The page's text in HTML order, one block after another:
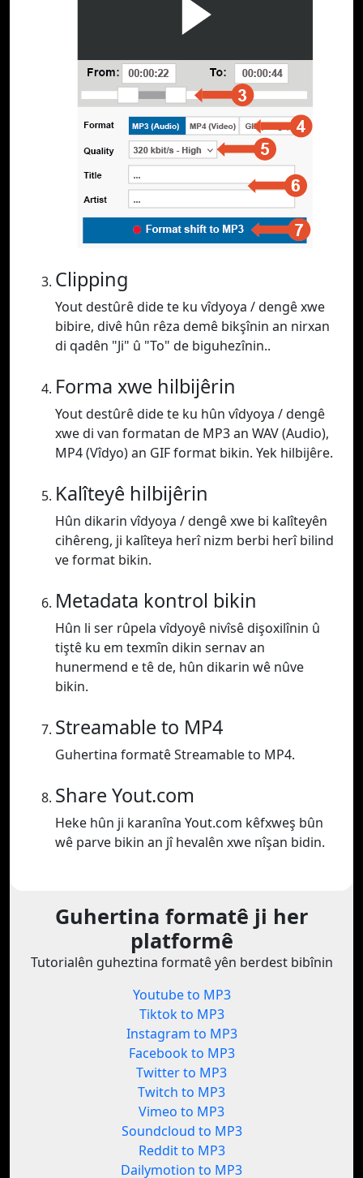
Clipping
Yout destûrê dide te ku vîdyoya / dengê xwe
bibire, divê hûn rêza demê bikşînin an nirxan
di qadên "Ji" û "To" de biguhezînin..
Forma xwe hilbijêrin
Yout destûrê dide te ku hûn vîdyoya / dengê
xwe di van formatan de MP3 an WAV (Audio),
MP4 (Vîdyo) an GIF format bikin. Yek hilbijêre.
Kalîteyê hilbijêrin
Hûn dikarin vîdyoya / dengê xwe bi kalîteyên
cihêreng, ji kalîteya herî nizm berbi herî bilind
ve format bikin.
Metadata kontrol bikin
Hûn li ser rûpela vîdyoyê nivîsê dişoxilînin û
tiştê ku em texmîn dikin sernav an
hunermend e tê de, hûn dikarin wê nûve
bikin.
Streamable to MP4
Guhertina formatê Streamable to MP4.
Share Yout.com
Heke hûn ji karanîna Yout.com kêfxweş bûn
wê parve bikin an jî hevalên xwe nîşan bidin.
Guhertina formatê ji her
platformê
Tutorialên guheztina formatê yên berdest bibînin
Youtube to MP3
Tiktok to MP3
Instagram to MP3
Facebook to MP3
Twitter to MP3
Twitch to MP3
Vimeo to MP3
Soundcloud to MP3
Reddit to MP3
Dailymotion to MP3